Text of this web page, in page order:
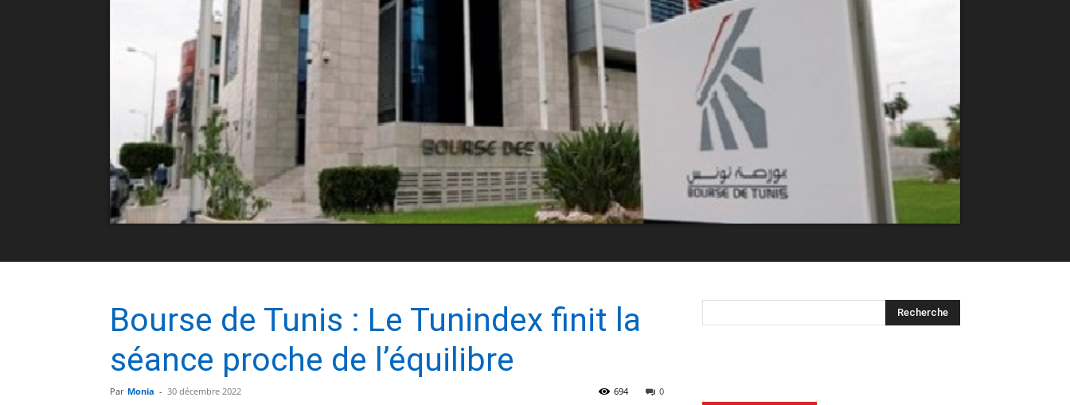
Bourse de Tunis : Le Tunindex finit la
séance proche de l’équilibre
Par Monia - 30 décembre 2022 0
694